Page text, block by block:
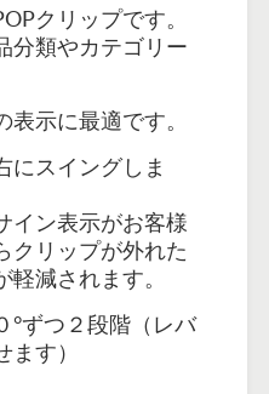
クリップです。
分類やカテゴリー
示に最適です。
にスイングしま
イン表示がお客様
クリップが外れた
減されます。
°ずつ２段階（レバ
す）